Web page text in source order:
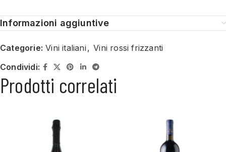
Informazioni aggiuntive
Categorie: Vini italiani , Vini rossi frizzanti
Condividi:
Prodotti correlati